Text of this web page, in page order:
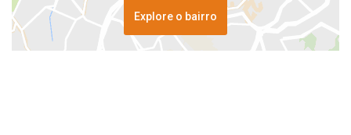
Explore o bairro